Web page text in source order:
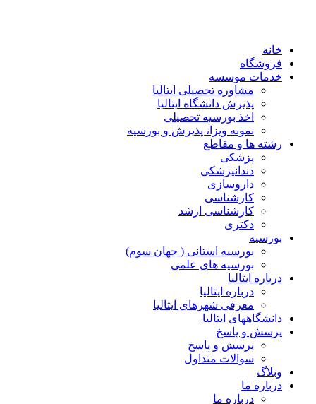
خانه
فروشگاه
خدمات موسسه
مشاوره تحصیلی ایتالیا
پذیرش دانشگاه ایتالیا
اخذ بورسیه تحصیلی
نمونه ویزا، پذیرش و بورسیه
رشته ها و مقاطع
پزشکی
دندانپزشکی
داروسازی
کارشناسی
کارشناسی ارشد
دکتری
بورسیه
بورسیه استانی ( جهان سوم)
بورسیه های علمی
درباره ایتالیا
درباره ایتالیا
معرفی شهرهای ایتالیا
دانشگاههای ایتالیا
پرسش و پاسخ
پرسش و پاسخ
سوالات متداول
وبلاگ
درباره ما
درباره ما